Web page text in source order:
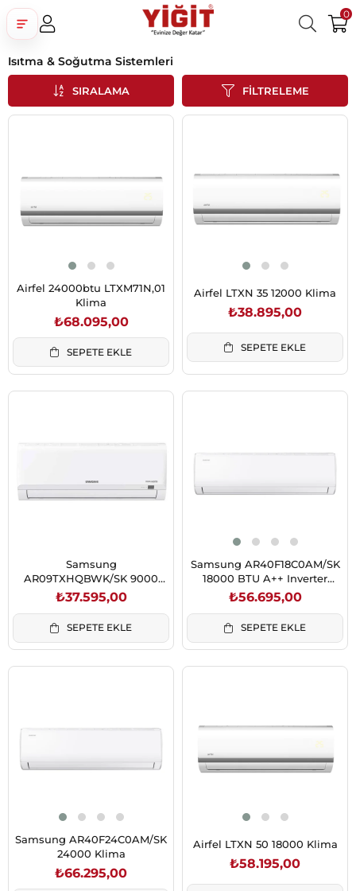
0
Üye Girişi Üye Ol
Google İle Bağlan
Isıtma & Soğutma Sistemleri
FILTRELEME
SIRALAMA
Airfel 24000btu LTXM71N,01
Klima
₺68.095,00
SEPETE EKLE
Airfel LTXN 35 12000 Klima
₺38.895,00
SEPETE EKLE
Samsung
AR09TXHQBWK/SK 9000
klima
₺37.595,00
SEPETE EKLE
Samsung AR40F18C0AM/SK
18000 BTU A++ Inverter
Duvar Tipi Klima
₺56.695,00
SEPETE EKLE
Samsung AR40F24C0AM/SK
24000 Klima
₺66.295,00
Airfel LTXN 50 18000 Klima
₺58.195,00